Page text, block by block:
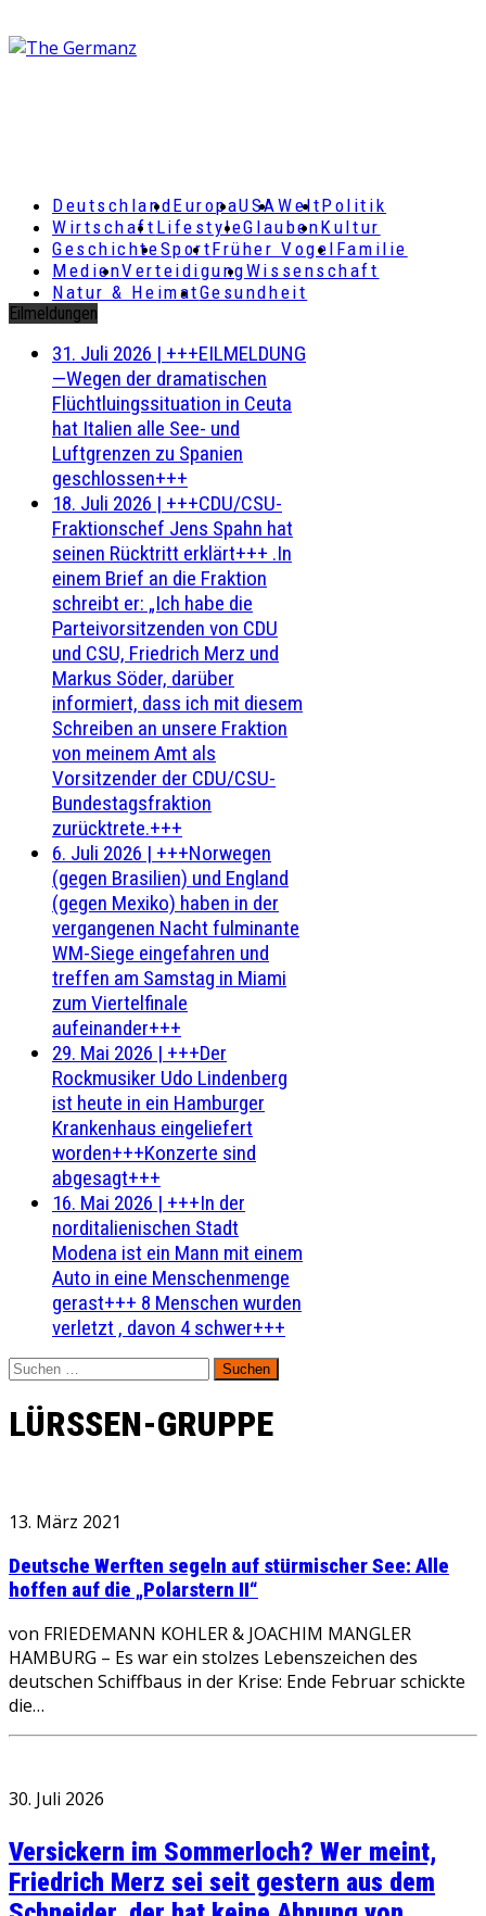
DeutschlandEuropaUSAWeltPolitik
Wirtschaft LifestyleGlaubenKultur
GeschichteSportFrüher Vogel Familie
MedienVerteidigungWissenschaft
Natur & HeimatGesundheit
Eilmeldungen
31. Juli 2026 | +++EILMELDUNG
—Wegen der dramatischen
Flüchtluingssituation in Ceuta
hat Italien alle See- und
Luftgrenzen zu Spanien
geschlossen+++
18. Juli 2026 | +++CDU/CSU-
Fraktionschef Jens Spahn hat
seinen Rücktritt erklärt+++ .In
einem Brief an die Fraktion
schreibt er: „Ich habe die
Parteivorsitzenden von CDU
und CSU, Friedrich Merz und
Markus Söder, darüber
informiert, dass ich mit diesem
Schreiben an unsere Fraktion
von meinem Amt als
Vorsitzender der CDU/CSU-
Bundestagsfraktion
zurücktrete.+++
6. Juli 2026 | +++Norwegen
(gegen Brasilien) und England
(gegen Mexiko) haben in der
vergangenen Nacht fulminante
WM-Siege eingefahren und
treffen am Samstag in Miami
zum Viertelfinale
aufeinander+++
29. Mai 2026 | +++Der
Rockmusiker Udo Lindenberg
ist heute in ein Hamburger
Krankenhaus eingeliefert
worden+++Konzerte sind
abgesagt+++
16. Mai 2026 | +++In der
norditalienischen Stadt
Modena ist ein Mann mit einem
Auto in eine Menschenmenge
gerast+++ 8 Menschen wurden
verletzt , davon 4 schwer+++
Suchen
nach:
LÜRSSEN-GRUPPE
13. März 2021
Deutsche Werften segeln auf stürmischer See: Alle
hoffen auf die „Polarstern II“
von FRIEDEMANN KOHLER & JOACHIM MANGLER
HAMBURG – Es war ein stolzes Lebenszeichen des
deutschen Schiffbaus in der Krise: Ende Februar schickte
die…
30. Juli 2026
Versickern im Sommerloch? Wer meint,
Friedrich Merz sei seit gestern aus dem